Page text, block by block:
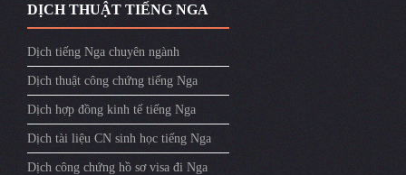
DỊCH THUẬT TIẾNG NGA
Dịch tiếng Nga chuyên ngành
Dịch thuật công chứng tiếng Nga
Dịch hợp đồng kinh tế tiếng Nga
Dịch tài liệu CN sinh học tiếng Nga
Dịch công chứng hồ sơ visa đi Nga